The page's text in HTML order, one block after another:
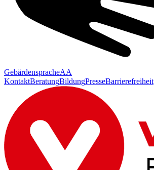
GebärdenspracheAA
KontaktBeratungBildungPresseBarrierefreiheit